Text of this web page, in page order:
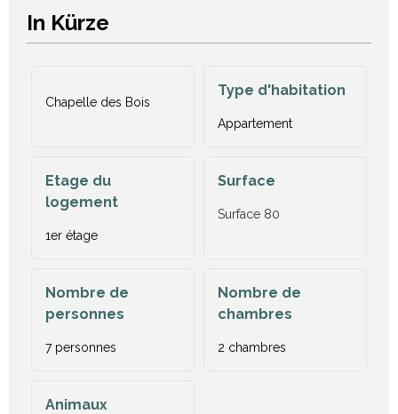
In Kürze
Chapelle des Bois
Type d'habitation
Appartement
Etage du
logement
1er étage
Surface
Surface 80
Nombre de
personnes
7 personnes
Nombre de
chambres
2 chambres
Animaux